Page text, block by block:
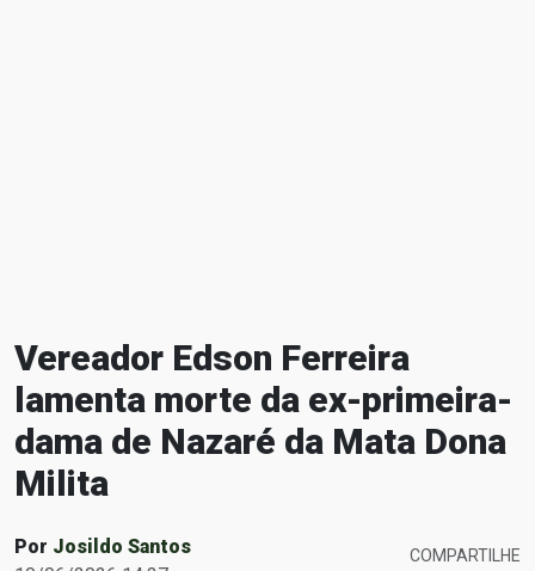
Vereador Edson Ferreira
lamenta morte da ex-primeira-
dama de Nazaré da Mata Dona
Milita
Por Josildo Santos
COMPARTILHE